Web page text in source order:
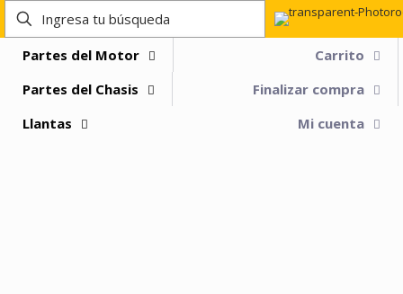
Partes del Motor
Partes del Chasis
Llantas
Carrito
Finalizar compra
Mi cuenta